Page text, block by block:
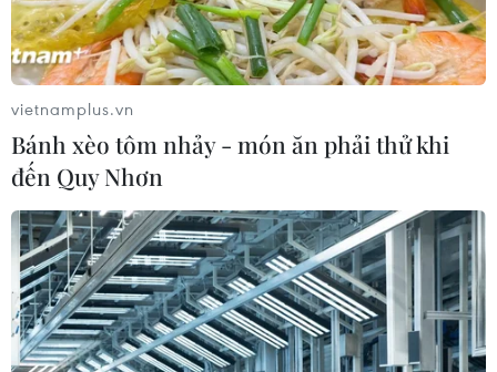
vietnamplus.vn
Bánh xèo tôm nhảy - món ăn phải thử khi
đến Quy Nhơn